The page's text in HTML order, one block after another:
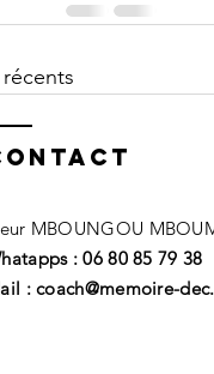
MBOUNGOU
: 06 80 85 79 38
: coach@memoire-